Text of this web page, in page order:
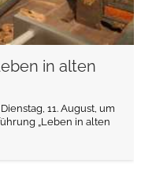
in alten
11. August, um
„Leben in alten